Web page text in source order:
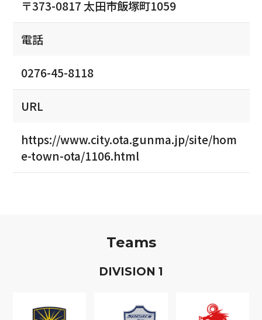
〒373-0817 太田市飯塚町1059
電話
0276-45-8118
URL
https://www.city.ota.gunma.jp/site/hom
e-town-ota/1106.html
Teams
DIVISION 1